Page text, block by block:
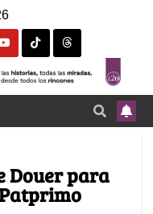
Douer para